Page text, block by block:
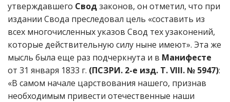
утверждавшего Сводзаконов, он отметил, что при
издании Свода преследовал цель «составить из
всех многочисленных указов Свод тех узаконений,
которые действительную силу ныне имеют». Эта же
мысль была еще раз подчеркнута и в Манифесте
от 31 января 1833 г. (ПСЗРИ. 2-е изд. Т. VIII. № 5947):
«В самом начале царствования нашего, признав
необходимым привести отечественные наши